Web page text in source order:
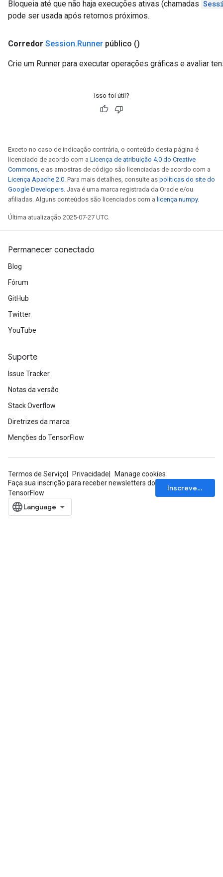
Bloqueia até que não haja execuções ativas (chamadas
pode ser usada após retornos próximos.
Corredor Session.Runner público ()
Crie um Runner para executar operações gráficas e avaliar
Isso foi útil?
Exceto no caso de indicação contrária, o conteúdo desta página é
licenciado de acordo com a Licença de atribuição 4.0 do Creative
Commons, e as amostras de código são licenciadas de acordo com a
Licença Apache 2.0. Para mais detalhes, consulte as políticas do site do
Google Developers. Java é uma marca registrada da Oracle e/ou
afiliadas. Alguns conteúdos são licenciados com a licença numpy.
Última atualização 2025-07-27 UTC.
Permanecer conectado
Blog
Fórum
GitHub
Twitter
YouTube
Suporte
Issue Tracker
Notas da versão
Stack Overflow
Diretrizes da marca
Menções do TensorFlow
Termos de Serviço Privacidade
Manage cookies
Faça sua inscrição para receber newsletters do
TensorFlow
Inscrever-se